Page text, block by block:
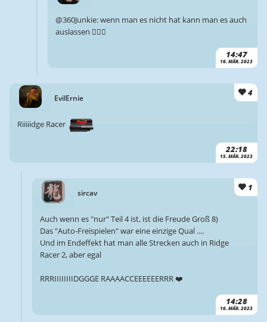
14:47
16. MÄR. 2023
@360Junkie: wenn man es nicht hat kann man es auch
auslassen 🤷🏻‍♂️
EvilErnie
4
22:18
15. MÄR. 2023
Riiiiidge Racer
sircav
1
14:28
16. MÄR. 2023
Auch wenn es "nur" Teil 4 ist, ist die Freude Groß 8)
Das "Auto-Freispielen" war eine einzige Qual ....
Und im Endeffekt hat man alle Strecken auch in Ridge
Racer 2, aber egal
RRRIIIIIIIIDGGGE RAAAACCEEEEEERRR ❤️